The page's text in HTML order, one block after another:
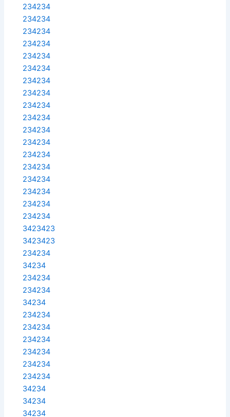
234234
234234
234234
234234
234234
234234
234234
234234
234234
234234
234234
234234
234234
234234
234234
234234
234234
234234
3423423
3423423
234234
34234
234234
234234
34234
234234
234234
234234
234234
234234
234234
34234
34234
34234